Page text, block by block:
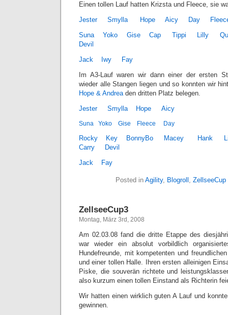
Einen tollen Lauf hatten Krizsta und Fleece, sie
Jester
Smylla Hope Aicy Day
Suna
Yoko Gise Cap Tippi Lilly
Devil
Jack
Iwy
Fay
Im A3-Lauf waren wir dann einer der ersten
wieder alle Stangen liegen und so konnten wir
Hope & Andrea den dritten Platz belegen.
Jester
Smylla Hope Aicy
Suna Yoko Gise Fleece Day
Rocky Key BonnyBo Macey Hank
Carry
Devil
Jack
Fay
Posted in Agility, Blogroll , ZellseeCup
ZellseeCup3
Montag, März 3rd, 2008
Am 02.03.08 fand die dritte Etappe des
war wieder ein absolut vorbildlich
Hundefreunde, mit kompetenten und
und einer tollen Halle. Ihren ersten alleinigen
Piske, die souverän richtete und
also kurzum einen tollen Einstand als Richterin
Wir hatten einen wirklich guten A Lauf und
gewinnen.